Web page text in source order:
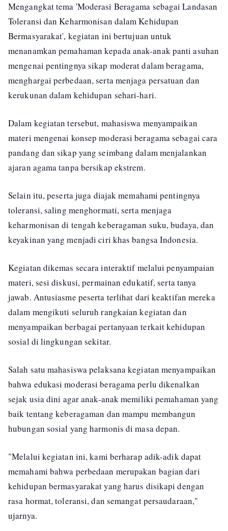
Mengangkat tema 'Moderasi Beragama sebagai Landasan
Toleransi dan Keharmonisan dalam Kehidupan
Bermasyarakat', kegiatan ini bertujuan untuk
menanamkan pemahaman kepada anak-anak panti asuhan
mengenai pentingnya sikap moderat dalam beragama,
menghargai perbedaan, serta menjaga persatuan dan
kerukunan dalam kehidupan sehari-hari.
Dalam kegiatan tersebut, mahasiswa menyampaikan
materi mengenai konsep moderasi beragama sebagai cara
pandang dan sikap yang seimbang dalam menjalankan
ajaran agama tanpa bersikap ekstrem.
Selain itu, peserta juga diajak memahami pentingnya
toleransi, saling menghormati, serta menjaga
keharmonisan di tengah keberagaman suku, budaya, dan
keyakinan yang menjadi ciri khas bangsa Indonesia.
Kegiatan dikemas secara interaktif melalui penyampaian
materi, sesi diskusi, permainan edukatif, serta tanya
jawab. Antusiasme peserta terlihat dari keaktifan mereka
dalam mengikuti seluruh rangkaian kegiatan dan
menyampaikan berbagai pertanyaan terkait kehidupan
sosial di lingkungan sekitar.
Salah satu mahasiswa pelaksana kegiatan menyampaikan
bahwa edukasi moderasi beragama perlu dikenalkan
sejak usia dini agar anak-anak memiliki pemahaman yang
baik tentang keberagaman dan mampu membangun
hubungan sosial yang harmonis di masa depan.
"Melalui kegiatan ini, kami berharap adik-adik dapat
memahami bahwa perbedaan merupakan bagian dari
kehidupan bermasyarakat yang harus disikapi dengan
rasa hormat, toleransi, dan semangat persaudaraan,"
ujarnya.